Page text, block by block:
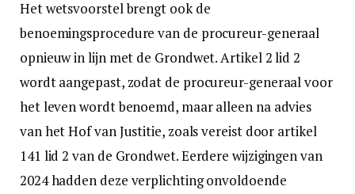
Het wetsvoorstel brengt ook de
benoemingsprocedure van de procureur-generaal
opnieuw in lijn met de Grondwet. Artikel 2 lid 2
wordt aangepast, zodat de procureur-generaal voor
het leven wordt benoemd, maar alleen na advies
van het Hof van Justitie, zoals vereist door artikel
141 lid 2 van de Grondwet. Eerdere wijzigingen van
2024 hadden deze verplichting onvoldoende